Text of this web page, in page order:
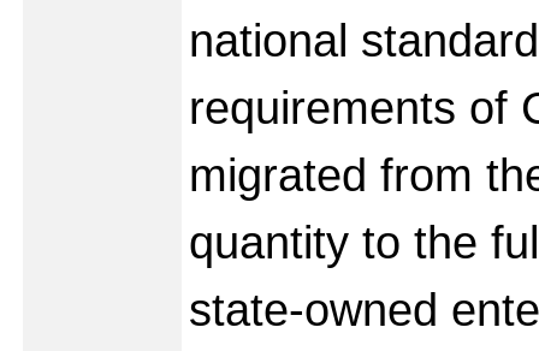
national
requirements of
migrated from
quantity to the
state-owned